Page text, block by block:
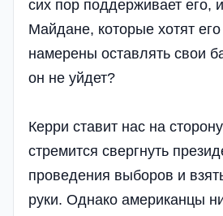
сих пор поддерживает его,
Майдане, которые хотят его
намерены оставлять свои
он не уйдет?
Керри ставит нас на
стремится свергнуть
проведения выборов и
руки. Однако американцы